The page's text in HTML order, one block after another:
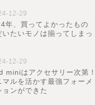
12-29
年、買ってよかったもの
いたいモノは揃ってしまっ
12-29
miniはアクセサリー次第！
マルを活かす最強フォーメ
ョンができた